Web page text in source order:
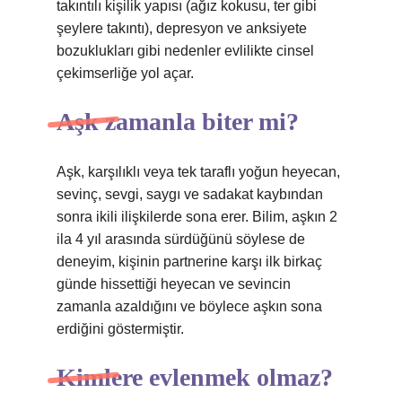
takıntılı kişilik yapısı (ağız kokusu, ter gibi
şeylere takıntı), depresyon ve anksiyete
bozuklukları gibi nedenler evlilikte cinsel
çekimserliğe yol açar.
Aşk zamanla biter mi?
Aşk, karşılıklı veya tek taraflı yoğun heyecan,
sevinç, sevgi, saygı ve sadakat kaybından
sonra ikili ilişkilerde sona erer. Bilim, aşkın 2
ila 4 yıl arasında sürdüğünü söylese de
deneyim, kişinin partnerine karşı ilk birkaç
günde hissettiği heyecan ve sevincin
zamanla azaldığını ve böylece aşkın sona
erdiğini göstermiştir.
Kimlere evlenmek olmaz?